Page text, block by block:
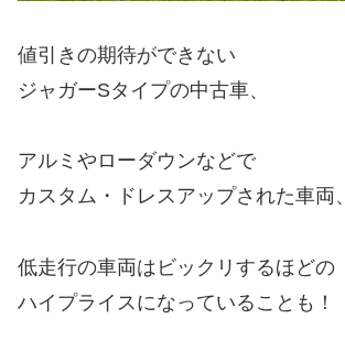
値引きの期待ができない
ジャガーSタイプの中古車、
アルミやローダウンなどで
カスタム・ドレスアップされた車両、
低走行の車両はビックリするほどの
ハイプライスになっていることも！